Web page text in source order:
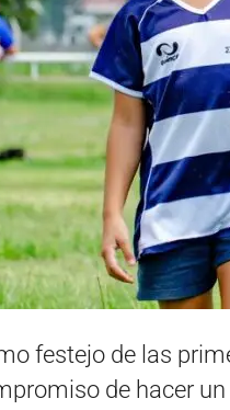
festejo de las
de hacer